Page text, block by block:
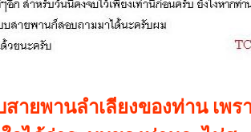
สายพานลำเลียงของท่าน เ